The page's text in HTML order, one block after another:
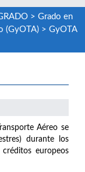
> Grado en
(GyOTA)> GyOTA
Aéreo se
durante los
europeos